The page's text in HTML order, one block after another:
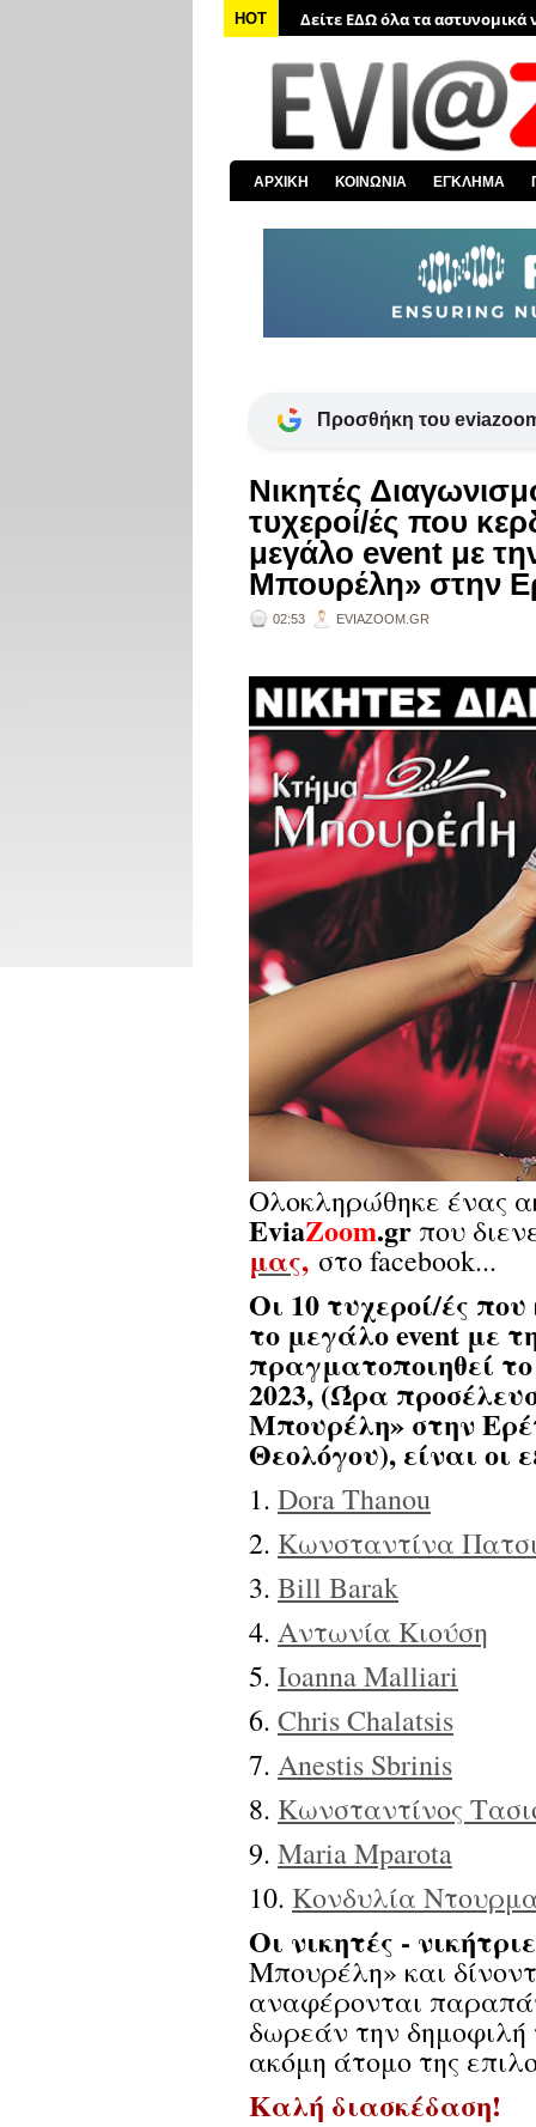
HOT
Δείτε ΕΔΩ όλα τα αστυνομικά
Δείτε ΕΔΩ όλα τα νέα από
Δείτε ΕΔΩ όλα τα νέα για
Δείτε ΕΔΩ όλες τις ειδήσεις
Δείτε ΕΔΩ όλα τα πολιτικά νέα
Δείτε ΕΔΩ τις αποκαλύψεις
ΑΡΧΙΚΗ ΚΟΙΝΩΝΙΑ ΕΓΚΛΗΜΑ
Προσθήκη του
Νικητές
τυχεροί/ές που
μεγάλο event με
Μπουρέλη» στην
02:53 EVIAZOOM.GR
Ολοκληρώθηκε ένας
EviaZoom.gr που
μας, στο facebook...
Οι 10 τυχεροί/ές
το μεγάλο event με
πραγματοποιηθεί
2023, (Ώρα
Μπουρέλη» στην
Θεολόγου), είναι οι
1. Dora Thanou
2. Κωνσταντίνα
3. Bill Barak
4. Αντωνία Κιούση
5. Ioanna Malliari
6. Chris Chalatsis
7. Anestis Sbrinis
8. Κωνσταντίνος
9. Maria Mparota
10. Κονδυλία
Οι νικητές -
Μπουρέλη» και
αναφέρονται
δωρεάν την
ακόμη άτομο της
Καλή διασκέδαση!